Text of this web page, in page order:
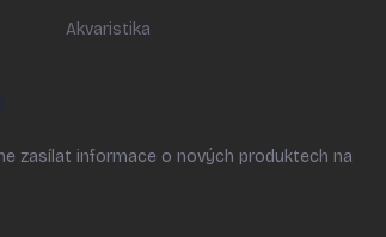
Akvaristika
zasílat informace o nových produktech na